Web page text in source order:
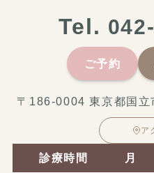
Tel.
ご予約
〒186-0004 東京都国
ア
診療時間 月